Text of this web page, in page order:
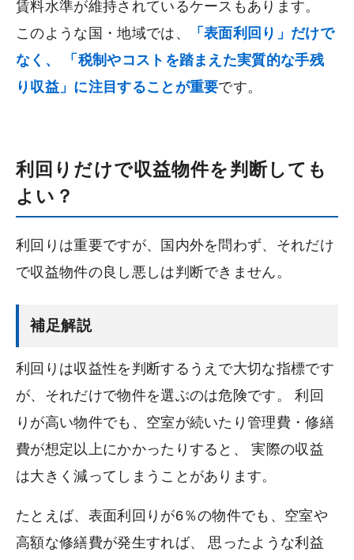
賃料水準が維持されているケースもあります。
このような国・地域では、
「表面利回り」だけで
なく、 「税制やコストを踏まえた実質的な手残
り収益」に注目することが重要です。
利回りだけで収益物件を判断しても
よい？
利回りは重要ですが、国内外を問わず、それだけ
で収益物件の良し悪しは判断できません。
補足解説
利回りは収益性を判断するうえで大切な指標です
が、それだけで物件を選ぶのは危険です。 利回
りが高い物件でも、空室が続いたり管理費・修繕
費が想定以上にかかったりすると、 実際の収益
は大きく減ってしまうことがあります。
たとえば、表面利回りが6％の物件でも、空室や
高額な修繕費が発生すれば、 思ったような利益